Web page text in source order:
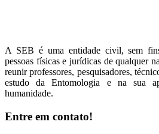
A SEB é uma entidade civil, sem
pessoas físicas e jurídicas de qualquer
reunir professores, pesquisadores,
estudo da Entomologia e na sua
humanidade.
Entre em contato!